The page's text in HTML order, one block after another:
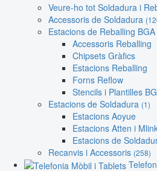
Veure-ho tot Soldadura i
Accessoris de Soldadura
Estacions de Reballing BGA
Accessoris Reballing
Chipsets Gràfics
Estacions Reballing
Forns Reflow
Stencils i Plantilles
Estacions de Soldadura (1)
Estacions Aoyue
Estacions Atten i
Estacions de
Recanvis i Accessoris (258)